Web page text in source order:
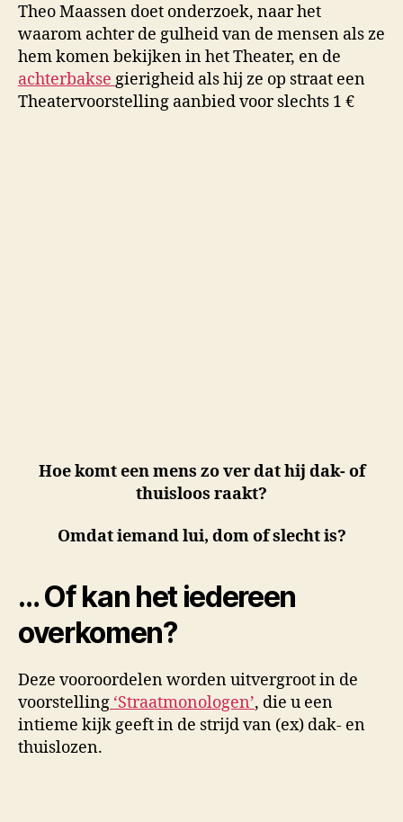
Theo Maassen doet onderzoek, naar het
waarom achter de gulheid van de mensen als ze
hem komen bekijken in het Theater, en de
achterbakse gierigheid als hij ze op straat een
Theatervoorstelling aanbied voor slechts 1 €
Hoe komt een mens zo ver dat hij dak- of
thuisloos raakt?
Omdat iemand lui, dom of slecht is?
… Of kan het iedereen
overkomen?
Deze vooroordelen worden uitvergroot in de
voorstelling ‘Straatmonologen’, die u een
intieme kijk geeft in de strijd van (ex) dak- en
thuislozen.